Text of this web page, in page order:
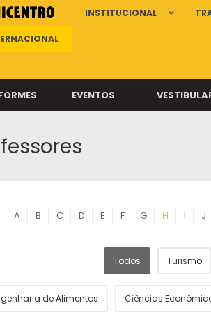
INSTITUCIONAL
EVENTOS
A B C D E F G H I J
Todos Turismo
de Alimentos Ciências